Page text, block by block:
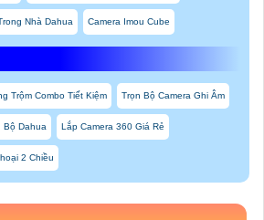
Nhà Dahua Camera Imou Cube
Trộm Combo Tiết Kiệm Trọn Bộ Camera Ghi Âm
Bộ Dahua Lắp Camera 360 Giá Rẻ
2 Chiều